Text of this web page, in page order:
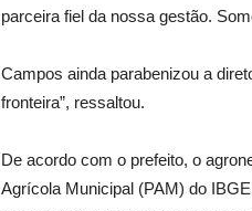
parceira fiel da nossa gestão.
Campos ainda parabenizou a
fronteira”, ressaltou.
De acordo com o prefeito, o
Agrícola Municipal (PAM) do